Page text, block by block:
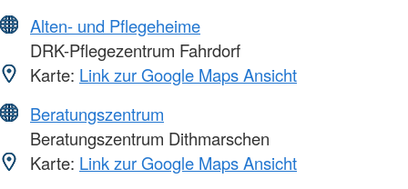
Alten- und Pflegeheime
DRK-Pflegezentrum Fahrdorf
Karte: Link zur Google Maps Ansicht
Beratungszentrum
Beratungszentrum Dithmarschen
Karte: Link zur Google Maps Ansicht